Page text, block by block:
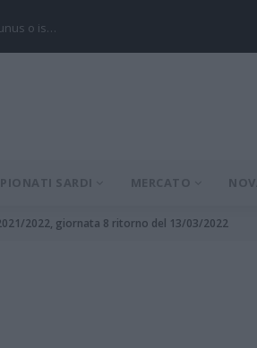
o is… Serie C -
SARDI MERCATO
2022, giornata 8 ritorno del 13/03/2022